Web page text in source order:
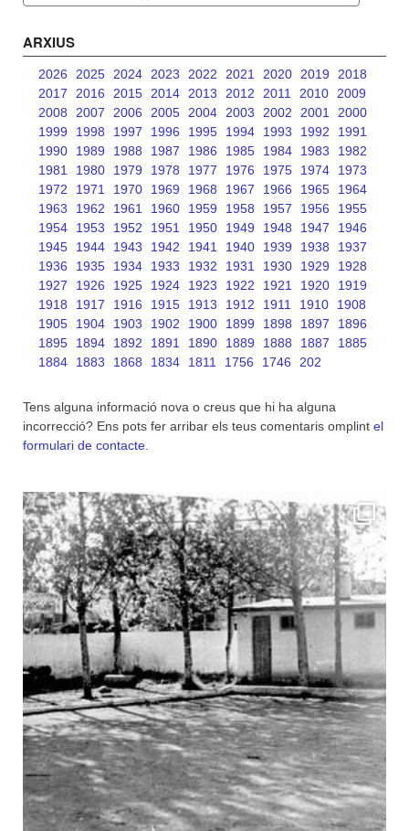
ARXIUS
2026 2025 2024 2023 2022 2021 2020 2019
2018
2017
2016 2015 2014 2013 2012 2011 2010
2009
2008
2007 2006 2005 2004 2003 2002 2001
2000
1999
1998 1997 1996 1995 1994 1993 1992
1991
1990
1989 1988 1987 1986 1985 1984 1983
1982
1981
1980 1979 1978 1977 1976 1975 1974
1973
1972
1971 1970 1969 1968 1967 1966 1965
1964
1963
1962 1961 1960 1959 1958 1957 1956
1955
1954
1953 1952 1951 1950 1949 1948 1947
1946
1945
1944 1943 1942 1941 1940 1939 1938
1937
1936
1935 1934 1933 1932 1931 1930 1929
1928
1927
1926 1925 1924 1923 1922 1921 1920
1919
1918
1917 1916 1915 1913 1912 1911 1910
1908
1905
1904 1903 1902 1900 1899 1898 1897
1896
1895
1894 1892 1891 1890 1889 1888 1887
1885
1884
1883 1868 1834 1811 1756 1746 202
Tens alguna informació nova o creus que hi ha alguna
incorrecció? Ens pots fer arribar els teus comentaris omplint el
formulari de contacte